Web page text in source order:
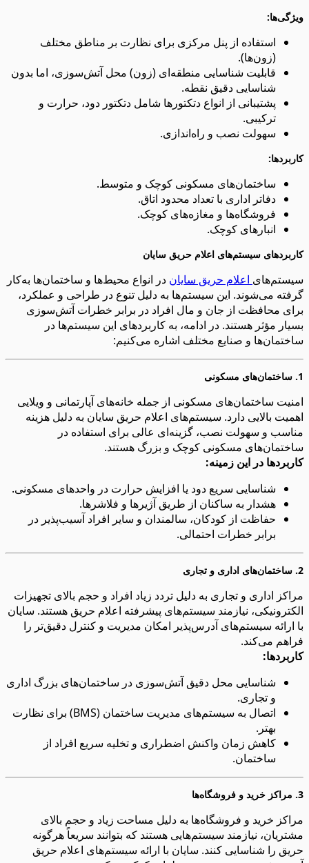
ویژگی‌ها:
استفاده از پنل مرکزی برای نظارت بر مناطق مختلف
(زون‌ها).
قابلیت شناسایی منطقه‌ای (زون) محل آتش‌سوزی، اما بدون
شناسایی دقیق نقطه.
پشتیبانی از انواع دتکتورها شامل دتکتور دود، حرارت و
ترکیبی.
سهولت نصب و راه‌اندازی.
کاربردها:
ساختمان‌های مسکونی کوچک و متوسط.
دفاتر اداری با تعداد محدود اتاق.
فروشگاه‌ها و مغازه‌های کوچک.
انبارهای کوچک.
کاربردهای سیستم‌های اعلام حریق سایان
سیستم‌های اعلام حریق سایان در انواع محیط‌ها و ساختمان‌ها به‌کار
گرفته می‌شوند. این سیستم‌ها به دلیل تنوع در طراحی و عملکرد،
برای محافظت از جان و مال افراد در برابر خطرات آتش‌سوزی
بسیار مؤثر هستند. در ادامه، به کاربردهای این سیستم‌ها در
ساختمان‌ها و صنایع مختلف اشاره می‌کنیم:
1. ساختمان‌های مسکونی
امنیت ساختمان‌های مسکونی از جمله خانه‌های آپارتمانی و ویلایی
اهمیت بالایی دارد. سیستم‌های اعلام حریق سایان به دلیل هزینه
مناسب و سهولت نصب، گزینه‌ای عالی برای استفاده در
ساختمان‌های مسکونی کوچک و بزرگ هستند.
کاربردها در این زمینه:
شناسایی سریع دود یا افزایش حرارت در واحدهای مسکونی.
هشدار به ساکنان از طریق آژیرها و فلاشرها.
حفاظت از کودکان، سالمندان و سایر افراد آسیب‌پذیر در
برابر خطرات احتمالی.
2. ساختمان‌های اداری و تجاری
مراکز اداری و تجاری به دلیل تردد زیاد افراد و حجم بالای تجهیزات
الکترونیکی، نیازمند سیستم‌های پیشرفته اعلام حریق هستند. سایان
با ارائه سیستم‌های آدرس‌پذیر امکان مدیریت و کنترل دقیق‌تر را
فراهم می‌کند.
کاربردها:
شناسایی محل دقیق آتش‌سوزی در ساختمان‌های بزرگ اداری
و تجاری.
اتصال به سیستم‌های مدیریت ساختمان (BMS) برای نظارت
بهتر.
کاهش زمان واکنش اضطراری و تخلیه سریع افراد از
ساختمان.
3. مراکز خرید و فروشگاه‌ها
مراکز خرید و فروشگاه‌ها به دلیل مساحت زیاد و حجم بالای
مشتریان، نیازمند سیستم‌هایی هستند که بتوانند سریعاً هرگونه
حریق را شناسایی کنند. سایان با ارائه سیستم‌های اعلام حریق